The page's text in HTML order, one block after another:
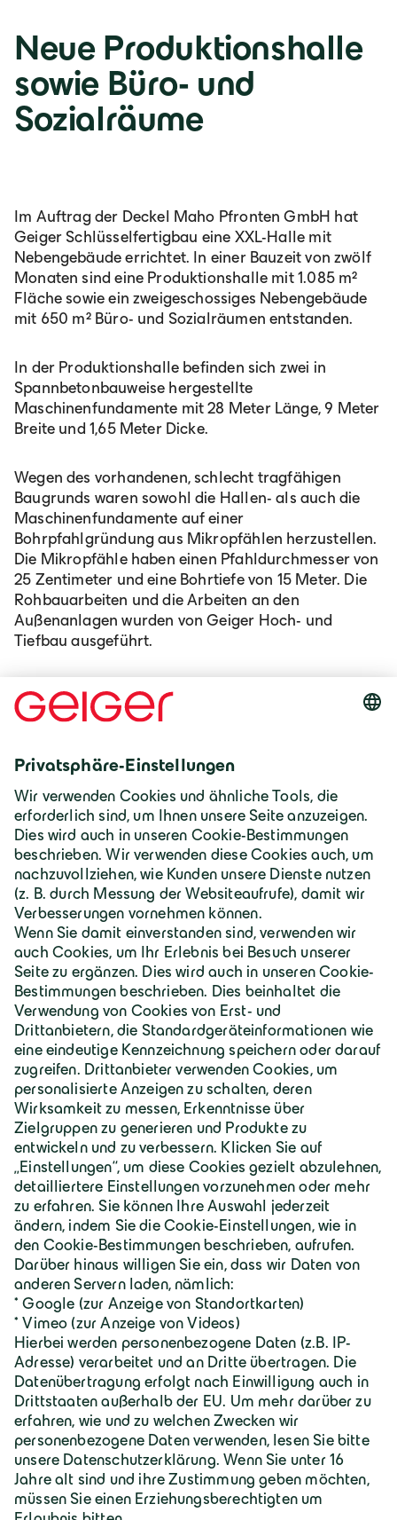
Neue Produktionshalle
sowie Büro- und
Sozialräume
Zum Schlüsselfertigbau
Im Auftrag der Deckel Maho Pfronten GmbH hat
Geiger Schlüsselfertigbau eine XXL-Halle mit
Nebengebäude errichtet. In einer Bauzeit von zwölf
Monaten sind eine Produktionshalle mit 1.085 m²
Fläche sowie ein zweigeschossiges Nebengebäude
mit 650 m² Büro- und Sozialräumen entstanden.
In der Produktionshalle befinden sich zwei in
Spannbetonbauweise hergestellte
Maschinenfundamente mit 28 Meter Länge, 9 Meter
Breite und 1,65 Meter Dicke.
Wegen des vorhandenen, schlecht tragfähigen
Baugrunds waren sowohl die Hallen- als auch die
Maschinenfundamente auf einer
Bohrpfahlgründung aus Mikropfählen herzustellen.
Die Mikropfähle haben einen Pfahldurchmesser von
25 Zentimeter und eine Bohrtiefe von 15 Meter. Die
Rohbauarbeiten und die Arbeiten an den
Außenanlagen wurden von Geiger Hoch- und
Tiefbau ausgeführt.
Deutschland | Deutsch
Geiger Gruppe
Über Geiger
Karriere
Geiger Gruppe
Wilhelm-Geiger-Straße 1
87561 Oberstdorf
+49 8322 18 0
info@geigergruppe.de